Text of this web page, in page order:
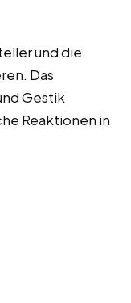
und die
Das
Gestik
Reaktionen in